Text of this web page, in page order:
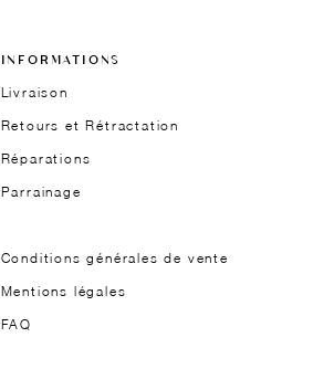
INFORMATIONS
Livraison
Retours et Rétractation
Réparations
Parrainage
Conditions générales de vente
Mentions légales
FAQ